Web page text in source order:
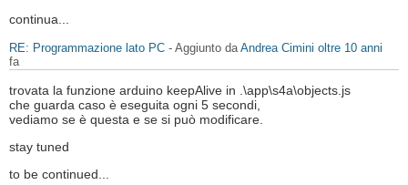
continua...
RE: Programmazione lato PC - Aggiunto da Andrea Cimini oltre 10 anni
fa
trovata la funzione arduino keepAlive in .\app\s4a\objects.js
che guarda caso è eseguita ogni 5 secondi,
vediamo se è questa e se si può modificare.
stay tuned
to be continued...